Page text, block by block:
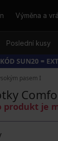
Výměna a
Poslední kusy
KÓD SUN20 =
pasem I
produkt je